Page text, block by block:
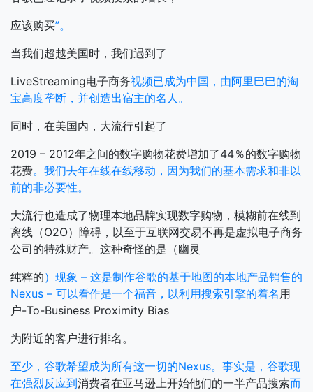
应该购买”。
当我们超越美国时，我们遇到了
LiveStreaming电子商务视频已成为中国，由阿里巴巴的淘
宝高度垄断，并创造出宿主的名人。
同时，在美国内，大流行引起了
2019 – 2012年之间的数字购物花费增加了44％的数字购物
花费。我们去年在线在线移动，因为我们的基本需求和非以
前的非必要性。
大流行也造成了物理本地品牌实现数字购物，模糊前在线到
离线（O2O）障碍，以至于互联网交易不再是虚拟电子商务
公司的特殊财产。这种奇怪的是（幽灵
纯粹的）现象 – 这是制作谷歌的基于地图的本地产品销售的
Nexus – 可以看作是一个福音，以利用搜索引擎的着名用
户-To-Business Proximity Bias
为附近的客户进行排名。
至少，谷歌希望成为所有这一切的Nexus。事实是，谷歌现
在强烈反应到消费者在亚马逊上开始他们的一半产品搜索而